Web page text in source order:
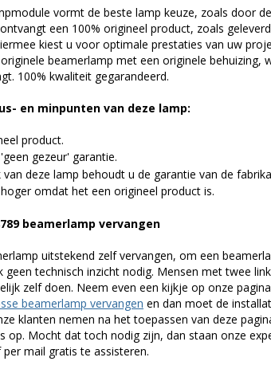
vormt de beste lamp keuze, zoals door
een 100% origineel product, zoals
kiest u voor optimale prestaties van uw
beamerlamp met een originele behuizing,
100% kwaliteit gegarandeerd.
en minpunten van deze lamp:
product.
gezeur' garantie.
van deze lamp behoudt u de garantie van de
omdat het een origineel product is.
beamerlamp vervangen
uitstekend zelf vervangen, om een
geen technisch inzicht nodig. Mensen met twee
zelf doen. Neem even een kijkje op onze pagina
beamerlamp vervangen en dan moet de
klanten nemen na het toepassen van deze
op. Mocht dat toch nodig zijn, dan staan onze
mail gratis te assisteren.